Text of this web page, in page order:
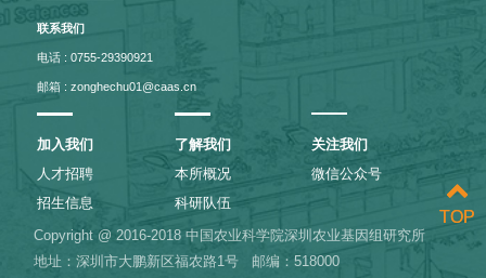
联系我们
电话 : 0755-29390921
邮箱 : zonghechu01@caas.cn
加入我们
人才招聘
招生信息
了解我们
本所概况
科研队伍
关注我们
微信公众号
Copyright @ 2016-2018 中国农业科学院深圳农业基因组研究所
地址：深圳市大鹏新区福农路1号
邮编：518000
TOP
TOP